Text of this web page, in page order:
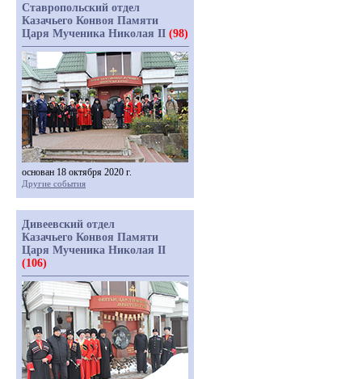
Ставропольский отдел
Казачьего Конвоя Памяти
Царя Мученика Николая II (98)
основан 18 октября 2020 г.
Другие события
Дивеевский отдел
Казачьего Конвоя Памяти
Царя Мученика Николая II
(106)